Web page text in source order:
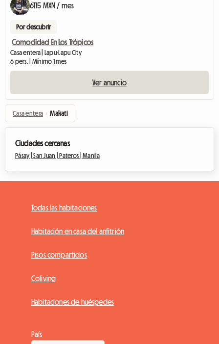
6115 MXN / mes
Por descubrir
Comodidad En Los Trópicos
Casa entera | Lapu-Lapu City
6 pers. | Mínimo 1 mes
Ver anuncio
Casa entera › Makati
Ciudades cercanas
Pásay |San Juan | Pateros |Manila
Todas las habitaciones
Habitación en casa del anfitrión
Pisos compartidos
Coliving
Habitaciones de huéspedes
País